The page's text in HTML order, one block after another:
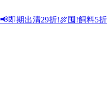
📢即期出清29折!🍖囤!飼料5折